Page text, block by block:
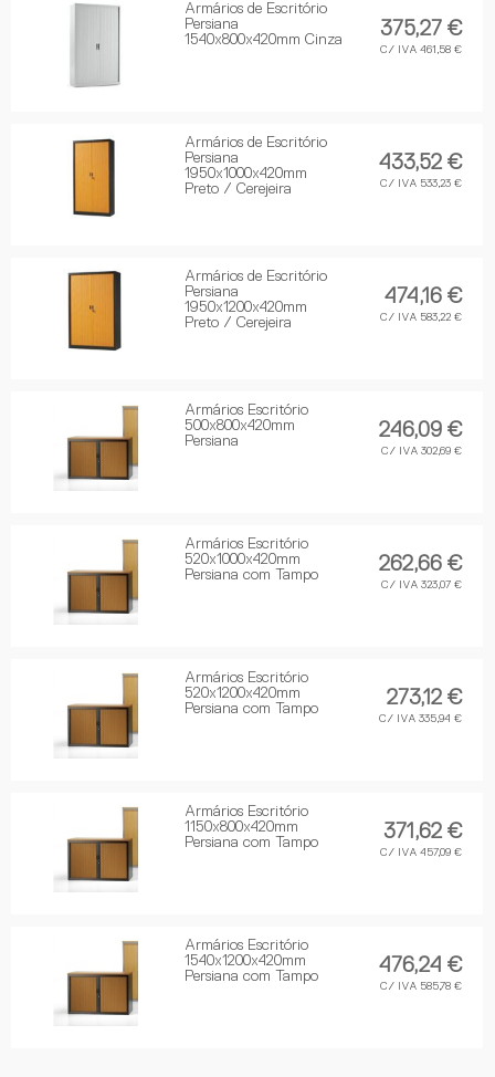
Armários de Escritório
Persiana
1540x800x420mm Cinza
375,27 €
C/ IVA 461,58 €
Armários de Escritório
Persiana
1950x1000x420mm
Preto / Cerejeira
433,52 €
C/ IVA 533,23 €
Armários de Escritório
Persiana
1950x1200x420mm
Preto / Cerejeira
474,16 €
C/ IVA 583,22 €
Armários Escritório
500x800x420mm
Persiana
246,09 €
C/ IVA 302,69 €
Armários Escritório
520x1000x420mm
Persiana com Tampo
262,66 €
C/ IVA 323,07 €
Armários Escritório
520x1200x420mm
Persiana com Tampo
273,12 €
C/ IVA 335,94 €
Armários Escritório
1150x800x420mm
Persiana com Tampo
371,62 €
C/ IVA 457,09 €
Armários Escritório
1540x1200x420mm
Persiana com Tampo
476,24 €
C/ IVA 585,78 €